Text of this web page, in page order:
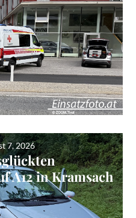
7, 2026
A12 in Kramsach